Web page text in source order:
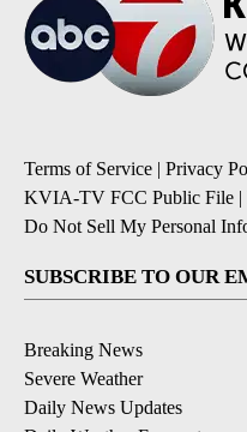
Terms of Service | Privacy
KVIA-TV FCC Public File |
Do Not Sell My Personal
SUBSCRIBE TO OUR
Breaking News
Severe Weather
Daily News Updates